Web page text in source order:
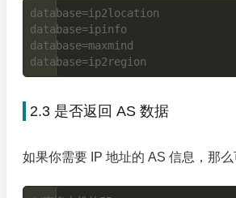
database=ip2location
database=ipinfo
database=maxmind
2.3 是否返回 AS 数据
如果你需要 IP 地址的 AS 信息，那